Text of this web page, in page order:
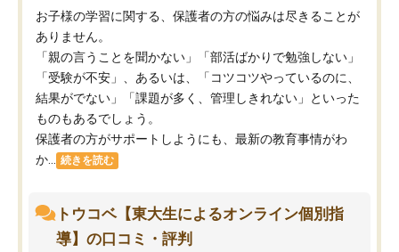
お子様の学習に関する、保護者の方の悩みは尽きることが
ありません。
「親の言うことを聞かない」「部活ばかりで勉強しない」
「受験が不安」、あるいは、「コツコツやっているのに、
結果がでない」「課題が多く、管理しきれない」といった
ものもあるでしょう。
保護者の方がサポートしようにも、最新の教育事情がわ
か...
続きを読む
トウコベ【東大生によるオンライン個別指
導】の口コミ・評判